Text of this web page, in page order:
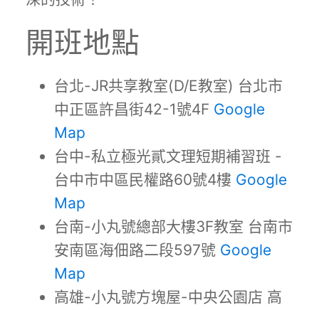
開班地點
台北-JR共享教室(D/E教室) 台北市
中正區許昌街42-1號4F Google
Map
台中-私立極光貳文理短期補習班 -
台中市中區民權路60號4樓 Google
Map
台南-小丸號總部大樓3F教室 台南市
安南區海佃路二段597號 Google
Map
高雄-小丸號方塊屋-中央公園店 高